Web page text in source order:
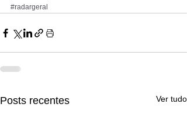
#radargeral
Posts recentes Ver tudo